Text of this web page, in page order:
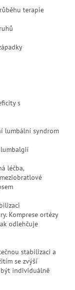
terapie
s
lumbální syndrom
léčba,
Komprese ortézy
odlehčuje
stabilizaci a
se zvýší
být individuálně